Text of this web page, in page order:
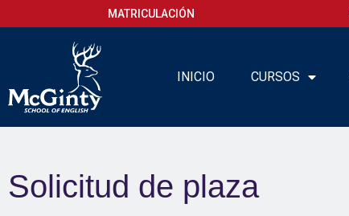
MATRICULACIÓN
INICIO CURSOS
Solicitud de plaza